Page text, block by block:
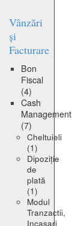
Vânzări
și
Facturare
Bon
Fiscal
(4)
Cash
Management
(7)
Cheltuieli
(1)
Dipoziție
de
plată
(1)
Modul
Tranzactii,
Incasari